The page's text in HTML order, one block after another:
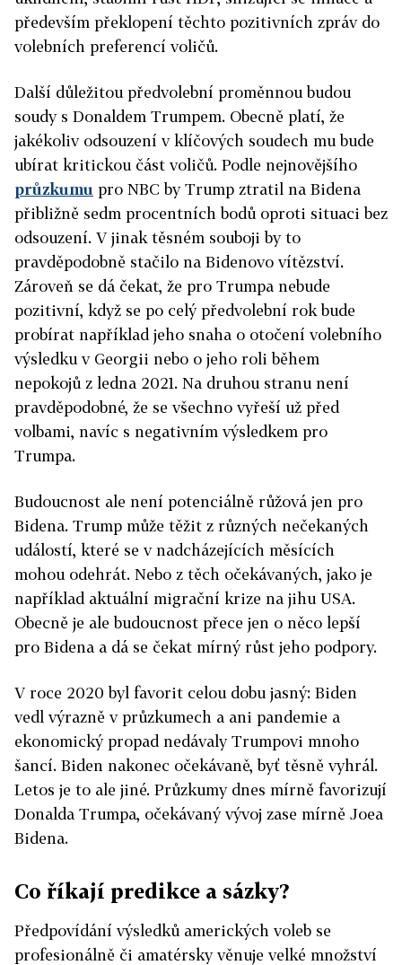
především překlopení těchto pozitivních zpráv do
volebních preferencí voličů.
Další důležitou předvolební proměnnou budou
soudy s Donaldem Trumpem. Obecně platí, že
jakékoliv odsouzení v klíčových soudech mu bude
ubírat kritickou část voličů. Podle nejnovějšího
průzkumu pro NBC by Trump ztratil na Bidena
přibližně sedm procentních bodů oproti situaci bez
odsouzení. V jinak těsném souboji by to
pravděpodobně stačilo na Bidenovo vítězství.
Zároveň se dá čekat, že pro Trumpa nebude
pozitivní, když se po celý předvolební rok bude
probírat například jeho snaha o otočení volebního
výsledku v Georgii nebo o jeho roli během
nepokojů z ledna 2021. Na druhou stranu není
pravděpodobné, že se všechno vyřeší už před
volbami, navíc s negativním výsledkem pro
Trumpa.
Budoucnost ale není potenciálně růžová jen pro
Bidena. Trump může těžit z různých nečekaných
událostí, které se v nadcházejících měsících
mohou odehrát. Nebo z těch očekávaných, jako je
například aktuální migrační krize na jihu USA.
Obecně je ale budoucnost přece jen o něco lepší
pro Bidena a dá se čekat mírný růst jeho podpory.
V roce 2020 byl favorit celou dobu jasný: Biden
vedl výrazně v průzkumech a ani pandemie a
ekonomický propad nedávaly Trumpovi mnoho
šancí. Biden nakonec očekávaně, byť těsně vyhrál.
Letos je to ale jiné. Průzkumy dnes mírně favorizují
Donalda Trumpa, očekávaný vývoj zase mírně Joea
Bidena.
Co říkají predikce a sázky?
Předpovídání výsledků amerických voleb se
profesionálně či amatérsky věnuje velké množství